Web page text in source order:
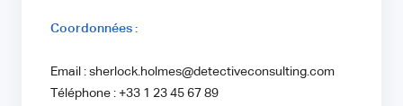
Coordonnées :
Email : sherlock.holmes@detectiveconsulting.com
Téléphone : +33 1 23 45 67 89